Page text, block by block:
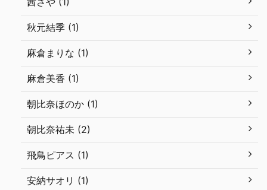
秋元結季 (1)
麻倉まりな (1)
麻倉美香 (1)
朝比奈ほのか (1)
朝比奈祐未 (2)
飛鳥ピアス (1)
安納サオリ (1)